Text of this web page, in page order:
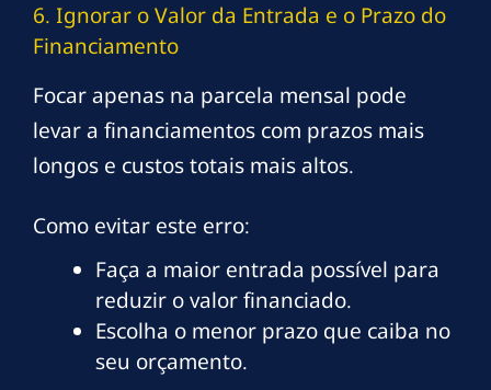
6. Ignorar o Valor da Entrada e o Prazo do
Financiamento
Focar apenas na parcela mensal pode
levar a financiamentos com prazos mais
longos e custos totais mais altos.
Como evitar este erro:
Faça a maior entrada possível para
reduzir o valor financiado.
Escolha o menor prazo que caiba no
seu orçamento.